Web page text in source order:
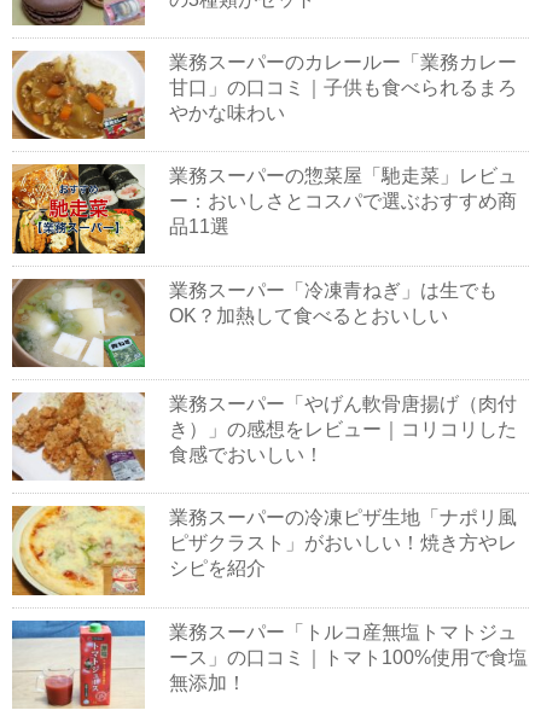
業務スーパーのカレールー「業務カレー
甘口」の口コミ｜子供も食べられるまろ
やかな味わい
業務スーパーの惣菜屋「馳走菜」レビュ
ー：おいしさとコスパで選ぶおすすめ商
品11選
業務スーパー「冷凍青ねぎ」は生でも
OK？加熱して食べるとおいしい
業務スーパー「やげん軟骨唐揚げ（肉付
き）」の感想をレビュー｜コリコリした
食感でおいしい！
業務スーパーの冷凍ピザ生地「ナポリ風
ピザクラスト」がおいしい！焼き方やレ
シピを紹介
業務スーパー「トルコ産無塩トマトジュ
ース」の口コミ｜トマト100%使用で食塩
無添加！